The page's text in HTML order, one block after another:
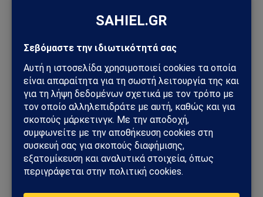
Στενά του Ορμούζ: Το μεγάλο όπλο στρατηγικής ισχύος του
Ιράν – Οι 6 όροι που θέτει η Τεχεράνη στις ΗΠΑ
Φλέγεται το πακιστανικά ελεγχόμενο Κασμίρ: Νεκροί,
συγκρούσεις και εκλογές υπό τη σκιά μιας βαθιάς κρίσης
Άντονι Φάουτσι: Στο Υπουργείο Δικαιοσύνης η υπόθεσή του –
Τι πραγματικά συμβαίνει στις ΗΠΑ
Τυφώνας Dolphin: Σαρώνει την Οκινάουα – Τραυματίες,
δεκάδες χιλιάδες χωρίς ρεύμα στην Ιαπωνία
Πεντάγωνο και UFO: Νέα απόρρητα αρχεία, βίντεο και